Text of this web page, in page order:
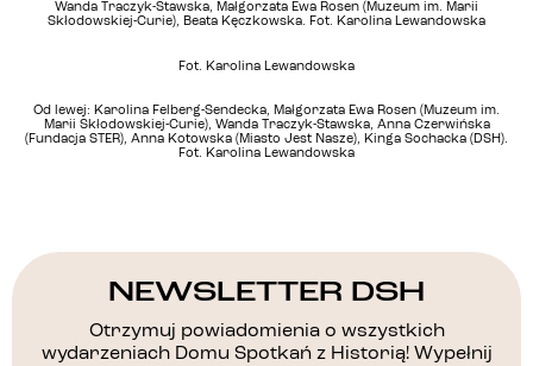
Wanda Traczyk-Stawska, Małgorzata Ewa Rosen (Muzeum im. Marii
Skłodowskiej-Curie), Beata Kęczkowska. Fot. Karolina Lewandowska
Fot. Karolina Lewandowska
Od lewej: Karolina Felberg-Sendecka, Małgorzata Ewa Rosen (Muzeum im.
Marii Skłodowskiej-Curie), Wanda Traczyk-Stawska, Anna Czerwińska
(Fundacja STER), Anna Kotowska (Miasto Jest Nasze), Kinga Sochacka (DSH).
Fot. Karolina Lewandowska
NEWSLETTER DSH
Otrzymuj powiadomienia o wszystkich
wydarzeniach Domu Spotkań z Historią! Wypełnij